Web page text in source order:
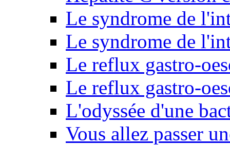
Le syndrome de
Le syndrome de
Le reflux gastro-
Le reflux gastro-
L'odyssée d'une
Vous allez passer